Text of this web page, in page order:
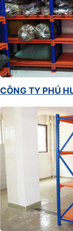
CÔNG TY PHÚ